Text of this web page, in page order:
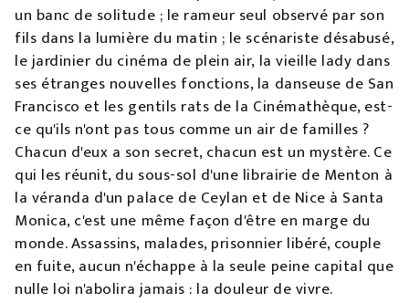
un banc de solitude ; le rameur seul observé par son
fils dans la lumière du matin ; le scénariste désabusé,
le jardinier du cinéma de plein air, la vieille lady dans
ses étranges nouvelles fonctions, la danseuse de San
Francisco et les gentils rats de la Cinémathèque, est-
ce qu'ils n'ont pas tous comme un air de familles ?
Chacun d'eux a son secret, chacun est un mystère. Ce
qui les réunit, du sous-sol d'une librairie de Menton à
la véranda d'un palace de Ceylan et de Nice à Santa
Monica, c'est une même façon d'être en marge du
monde. Assassins, malades, prisonnier libéré, couple
en fuite, aucun n'échappe à la seule peine capital que
nulle loi n'abolira jamais : la douleur de vivre.